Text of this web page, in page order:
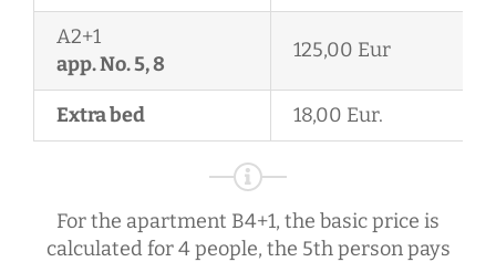
A2+1
app. No. 5, 8
125,00 Eur
Extra bed 18,00 Eur.
For the apartment B4+1, the basic price is
calculated for 4 people, the 5th person pays